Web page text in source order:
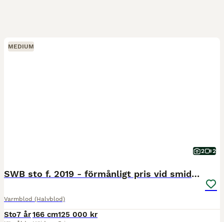
MEDIUM
2 2
SWB sto f. 2019 - förmånligt pris vid smidig affär
Varmblod (Halvblod)
Sto7 år166 cm125 000 kr